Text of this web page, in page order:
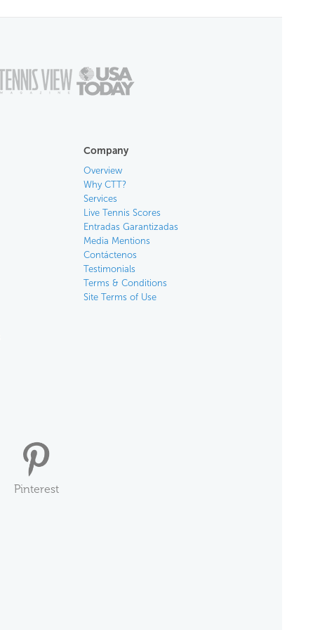
Company
Overview
Why CTT?
Services
Live Tennis Scores
Entradas Garantizadas
Media Mentions
Contáctenos
Testimonials
Terms & Conditions
Site Terms of Use
Pinterest